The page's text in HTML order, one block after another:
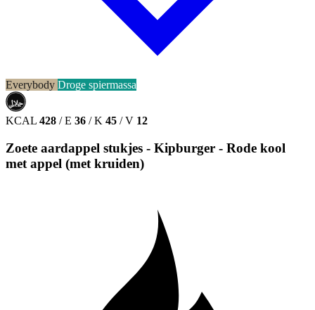
Everybody Droge spiermassa
حلال
HALAL
KCAL 428 / E 36 / K 45 / V 12
Zoete aardappel stukjes - Kipburger - Rode kool
met appel (met kruiden)